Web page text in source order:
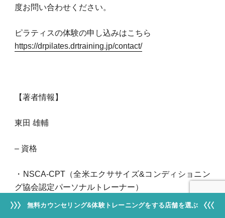
度お問い合わせください。
ピラティスの体験の申し込みはこちら
https://drpilates.drtraining.jp/contact/
【著者情報】
東田 雄輔
– 資格
・NSCA-CPT（全米エクササイズ&コンディショニン
グ協会認定パーソナルトレーナー）
・JATI-ATI（日本トレーニング指導者協会認定トレー
無料カウンセリング&体験トレーニングをする店舗を選ぶ